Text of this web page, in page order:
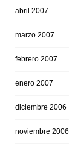
abril 2007
marzo 2007
febrero 2007
enero 2007
diciembre 2006
noviembre 2006